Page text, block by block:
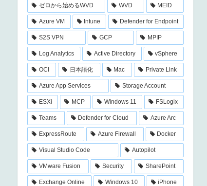
ゼロから始めるWVD WVD MEID
Azure VM Intune Defender for Endpoint
S2S VPN GCP MPIP
Log Analytics Active Directory vSphere
OCI 日本語化 Mac Private Link
Azure App Services Storage Account
ESXi MCP Windows 11 FSLogix
Teams Defender for Cloud Azure Arc
ExpressRoute Azure Firewall Docker
Visual Studio Code Autopilot
VMware Fusion Security SharePoint
Exchange Online Windows 10 iPhone